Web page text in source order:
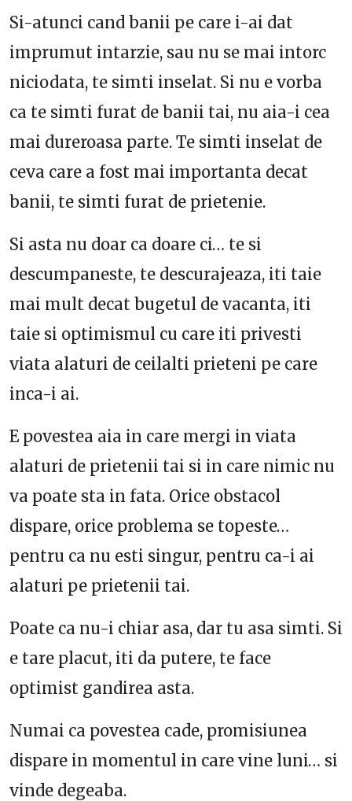
Si-atunci cand banii pe care i-ai dat
imprumut intarzie, sau nu se mai intorc
niciodata, te simti inselat. Si nu e vorba
ca te simti furat de banii tai, nu aia-i cea
mai dureroasa parte. Te simti inselat de
ceva care a fost mai importanta decat
banii, te simti furat de prietenie.
Si asta nu doar ca doare ci… te si
descumpaneste, te descurajeaza, iti taie
mai mult decat bugetul de vacanta, iti
taie si optimismul cu care iti privesti
viata alaturi de ceilalti prieteni pe care
inca-i ai.
E povestea aia in care mergi in viata
alaturi de prietenii tai si in care nimic nu
va poate sta in fata. Orice obstacol
dispare, orice problema se topeste…
pentru ca nu esti singur, pentru ca-i ai
alaturi pe prietenii tai.
Poate ca nu-i chiar asa, dar tu asa simti. Si
e tare placut, iti da putere, te face
optimist gandirea asta.
Numai ca povestea cade, promisiunea
dispare in momentul in care vine luni… si
vinde degeaba.